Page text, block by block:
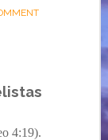
4:19).